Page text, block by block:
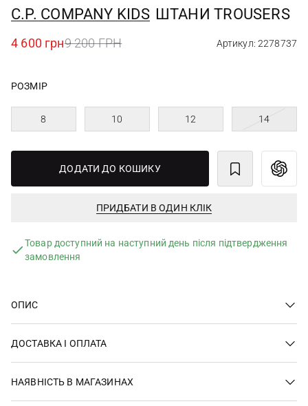
C.P. COMPANY KIDS ШТАНИ TROUSERS
4 600 грн9 200 ГРН Артикул: 2278737
РОЗМІР
8 10 12 14
ДОДАТИ ДО КОШИКУ
ПРИДБАТИ В ОДИН КЛІК
Товар доступний на наступний день після підтвердження
замовлення
ОПИС
ДОСТАВКА І ОПЛАТА
НАЯВНІСТЬ В МАГАЗИНАХ